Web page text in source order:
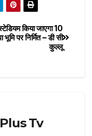
किया जाएगा 10
भूमि पर निर्मित – डी सी
कुल्लू
Tv